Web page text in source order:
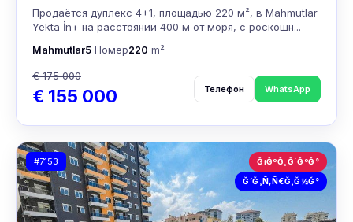
Продаётся дуплекс 4+1, площадью 220 м², в Mahmutlar
Yekta İn+ на расстоянии 400 м от моря, с роскошн...
Mahmutlar5 Номер220 m²
€ 175 000
€ 155 000 Телефон WhatsApp
Ğ¡ĞºĞ¸Ğ´ĞºĞ°
Ğ’Ğ¸Ñ‚Ñ€Ğ¸Ğ½Ğ°
#7153